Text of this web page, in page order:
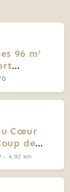
96 m²
Cœur
de
- 4,92 km